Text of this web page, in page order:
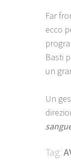
Far
ecco
Basti
un
Un
Tag: